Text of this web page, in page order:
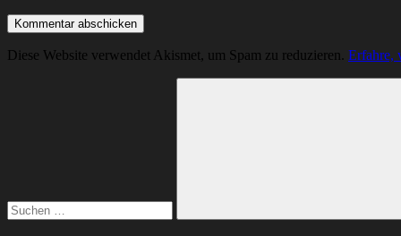
Diese Website verwendet Akismet, um Spam zu reduzieren. Erfahre,
Suchen